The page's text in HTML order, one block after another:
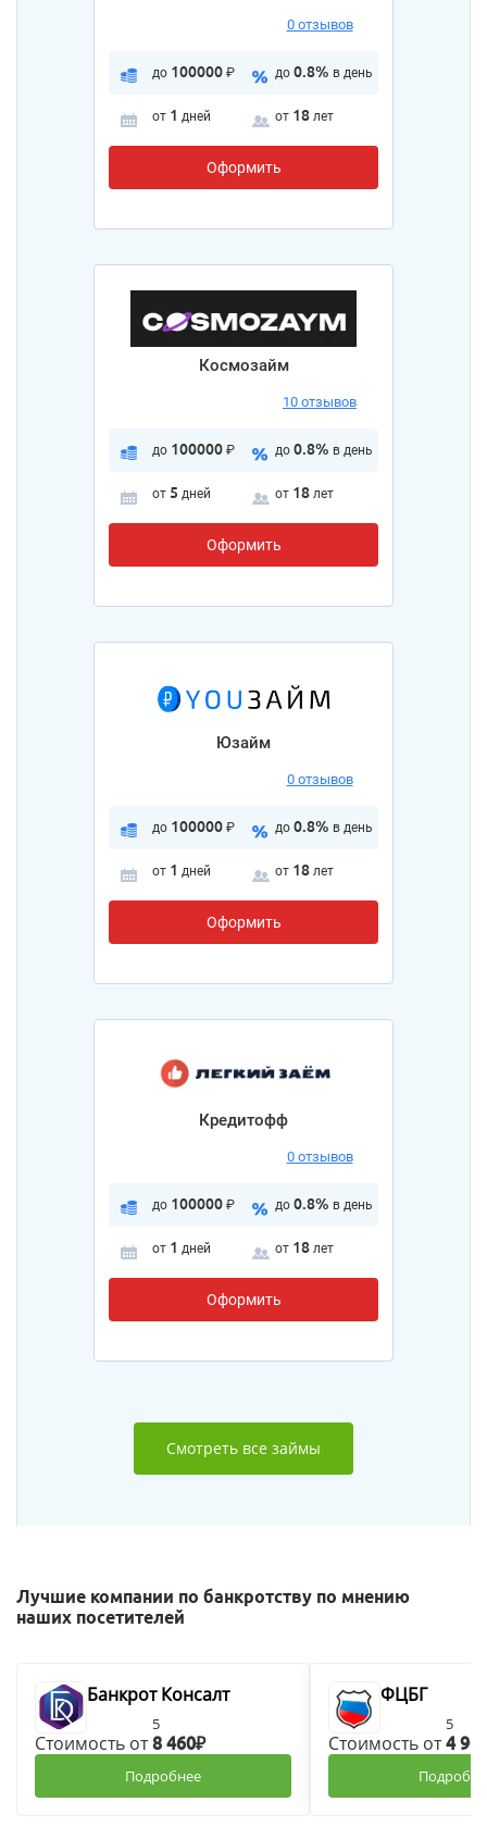
0 отзывов
до 100000 ₽ до 0.8% в день
от 1 дней от 18 лет
Оформить
Космозайм
10 отзывов
до 100000 ₽ до 0.8% в день
от 5 дней от 18 лет
Оформить
Юзайм
0 отзывов
до 100000 ₽ до 0.8% в день
от 1 дней от 18 лет
Оформить
Кредитофф
0 отзывов
до 100000 ₽ до 0.8% в день
от 1 дней от 18 лет
Оформить
Смотреть все займы
Лучшие компании по банкротству по мнению
наших посетителей
Банкрот Консалт
5
Стоимость от8 460₽
Подробнее
ФЦБГ
5
Стоимость от4